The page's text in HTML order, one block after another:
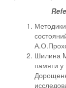
Шилина
памяти